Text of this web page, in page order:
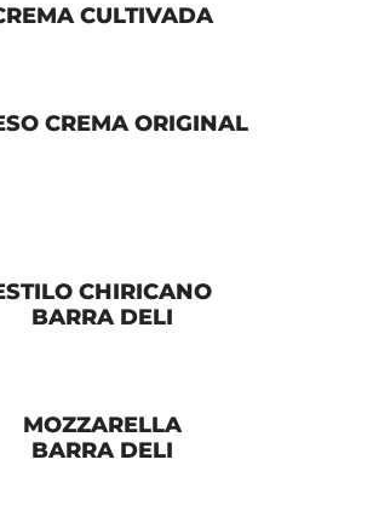
CULTIVADA
CREMA ORIGINAL
CHIRICANO
BARRA DELI
MOZZARELLA
BARRA DELI